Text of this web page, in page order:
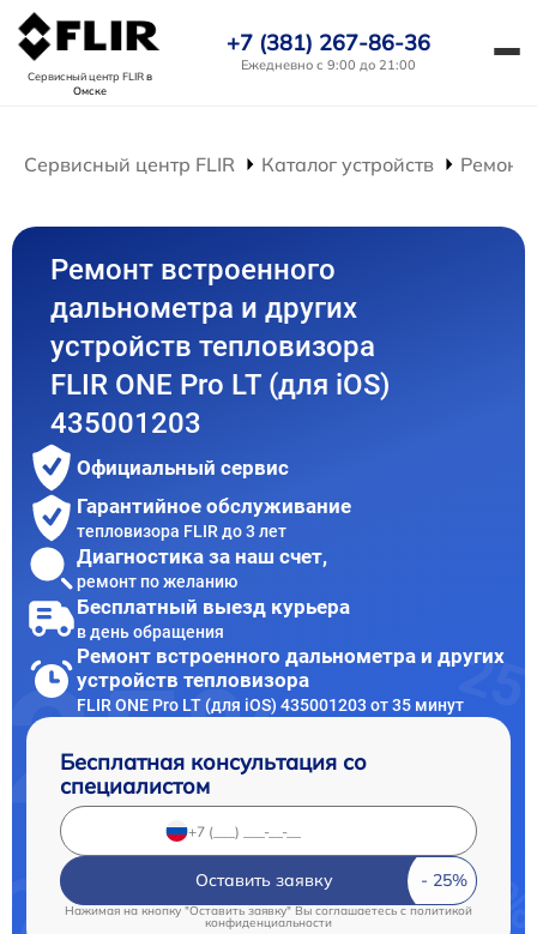
Сервисный центр FLIRв
Омске
+7 (381) 267-86-36
Ежедневно с 9:00 до 21:00
Сервисный центр FLIR Каталог устройств Ремонт
Ремонт встроенного
дальнометра и других
устройств тепловизора
FLIR ONE Pro LT (для iOS)
435001203
Официальный сервис
Гарантийное обслуживание
тепловизора FLIR до 3 лет
Диагностика за наш счет,
ремонт по желанию
Бесплатный выезд курьера
в день обращения
Ремонт встроенного дальнометра и других
устройств тепловизора
FLIR ONE Pro LT (для iOS) 435001203 от 35 минут
Бесплатная консультация со
специалистом
Оставить заявку
Нажимая на кнопку "Оставить заявку" Вы соглашаетесь c политикой
конфиденциальности